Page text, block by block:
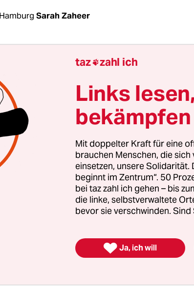
Sarah Zaheer
Taliban-Regime in Afghanistan“, steht auf
jetzt!“, auf einem Plakat. In Hamburg
nach Angaben von
Menschen am Jungfernstieg versammelt.
der Seebrücke, die in vielen
hat.
fordern, Abschiebungen
und sichere Fluchtwege und
Alske Freter, Bürgerschaftsabgeordnete
einer Rede ein sofortiges,
und kritisiert Aussagen wie„2015
von Ortskräften, die gerade noch in
taz zahl ich
Links
bekämpfen
Mit doppelter Kraft für eine
brauchen Menschen, die
einsetzen, unsere Solidarität.
beginnt im Zentrum“. 50
bei taz zahl ich gehen – bis
die linke, selbstverwaltete
bevor sie verschwinden. Sind
 Ja, ich will